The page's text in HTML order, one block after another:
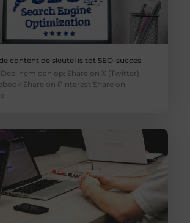
content de sleutel is tot SEO-succes
hem dan op: Share on X (Twitter)
Share on Pinterest Share on